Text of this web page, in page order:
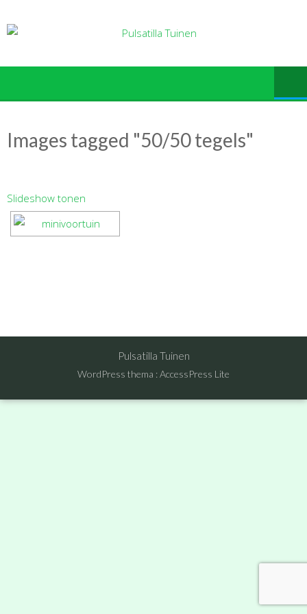
naar
inhoud
Images tagged "50/50 tegels"
Slideshow tonen
Pulsatilla Tuinen
WordPress thema :AccessPress Lite